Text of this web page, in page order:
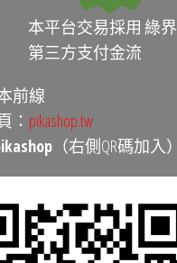
本平台交易採用 綠界
第三方支付金流
前線
： pikashop.tw
（右側QR碼加入）